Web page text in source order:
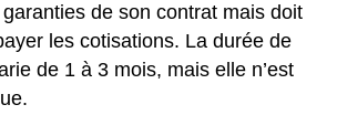
de son contrat mais doit
les cotisations. La durée de
de 1 à 3 mois, mais elle n’est